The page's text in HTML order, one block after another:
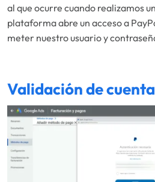
al que ocurre cuando realizamos
plataforma abre un acceso a
meter nuestro usuario y
Validación de